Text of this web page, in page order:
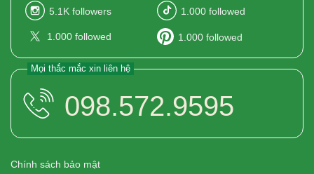
5.1K followers 1.000 followed
1.000 followed 1.000 followed
Mọi thắc mắc xin liên hệ
098.572.9595
Chính sách bảo mật